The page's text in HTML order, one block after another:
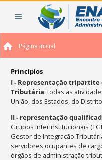
Página Inicial
Princípios
I - Representação tripartite
Tributária: todas as
União, dos Estados, do
II - representação
Grupos Interinstitucionais
Gestor de Integração
servidores ocupantes de
órgãos de administração